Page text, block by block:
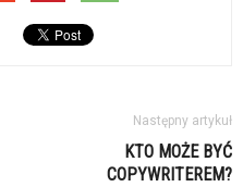
Następny artykuł
KTO MOŻE BYĆ
COPYWRITEREM?